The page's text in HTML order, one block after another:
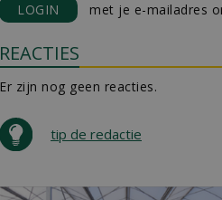
LOGIN met je e-mailadres
REACTIES
Er zijn nog geen reacties.
tip de redactie